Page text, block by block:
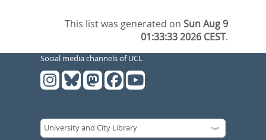
This list was generated onSun Aug 9
01:33:33 2026 CEST.
Social media channels of UCL